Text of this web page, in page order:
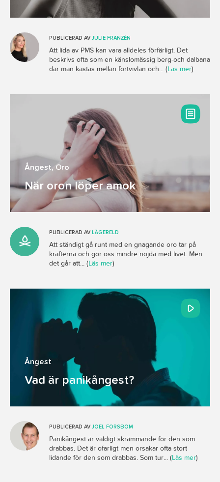
PUBLICERAD AV JULIE FRANZÉN
Att lida av PMS kan vara alldeles förfärligt. Det
beskrivs ofta som en känslomässig berg-och dalbana
där man kastas mellan förtvivlan och... (Läs mer)
Ångest, Oro
När oron löper amok
PUBLICERAD AV LÄGERELD
Att ständigt gå runt med en gnagande oro tar på
krafterna och gör oss mindre nöjda med livet. Men
det går att... (Läs mer)
Ångest
Vad är panikångest?
PUBLICERAD AV JOEL FORSBOM
Panikångest är väldigt skrämmande för den som
drabbas. Det är ofarligt men orsakar ofta stort
lidande för den som drabbas. Som tur... (Läs mer)